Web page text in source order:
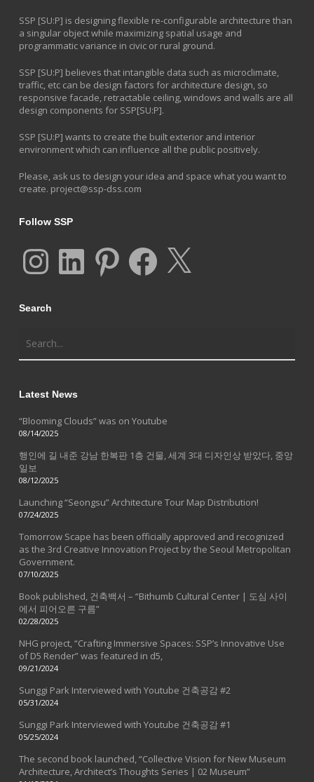
SSP [SU:P] is designing flexible re-configurable architecture than
a singular object while maximizing spatial usage and
programmatic variance in civic or rural ground.
SSP [SU:P] believes that intangible data such as microclimate,
traffic, etc can be design factors for architecture design, so
responsive facade, retractable ceiling, windows and walls are all
design components for SSP[SU:P].
SSP [SU:P] wants to create the built exterior and interior
environment which can influence all the public positively.
Please, ask us to design your idea and space what you want to
create. project@ssp-dss.com
Follow SSP
InstagramLinkedIn Pinterest Facebook
Search
Latest News
“Blooming Clouds” was on Youtube
08/14/2025
행인에 길 내준 강남 한복판 1층 건물, 세계 3대 디자인상 받았다, 중앙
일보
08/12/2025
Launching “Seongsu” Architecture Tour Map Distribution!
07/24/2025
Tomorrow Scape has been officially approved and recognized
as the 3rd Creative Innovation Project by the Seoul Metropolitan
Government.
07/10/2025
Book published, 건축백서 – “Bithumb Cultural Center | 도심 사이
에서 피어오른 구름”
02/28/2025
NHG project, “Crafting Immersive Spaces: SSP’s Innovative Use
of D5 Render” was featured in d5,
09/21/2024
Sunggi Park Interviewed with Youtube 건축공감 #2
05/31/2024
Sunggi Park Interviewed with Youtube 건축공감 #1
05/25/2024
The second book launched, “Collective Vision for New Museum
Architecture, Architect’s Thoughts Series | 02 Museum”